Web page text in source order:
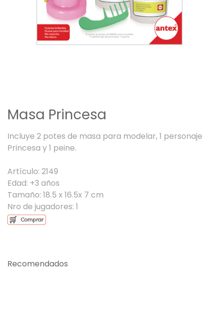
Masa Princesa
Incluye 2 potes de masa para modelar, 1 personaje
Princesa y 1 peine.
Artículo: 2149
Edad: +3 años
Tamaño: 18.5 x 16.5x 7 cm
Nro de jugadores: 1
Recomendados